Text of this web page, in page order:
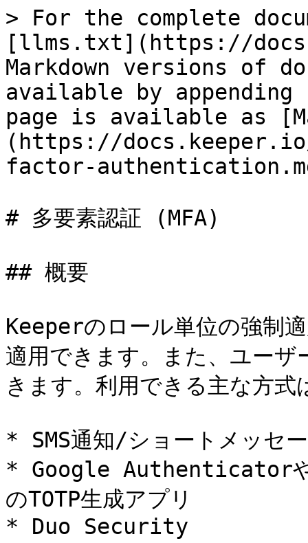
> For the complete
[llms.txt](https://
Markdown versions of
available by
page is available as
(https://
factor-
# 多要素認証 (MFA)
## 概要
Keeperのロール単位の強制
適用できます。また、ユー
きます。利用できる主な方
* SMS通知/ショートメッセ
* Google Authenticator
のTOTP生成アプリ
* Duo Security